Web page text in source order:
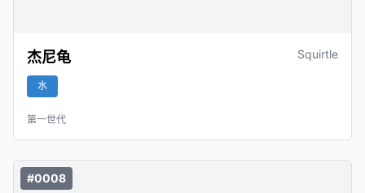
杰尼龟 Squirtle
水
第一世代
#0008